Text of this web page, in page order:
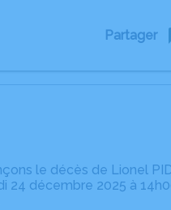
Partager
le décès de Lionel
décembre 2025 à